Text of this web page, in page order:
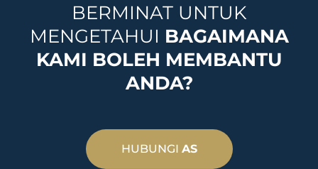
BERMINAT UNTUK
MENGETAHUI BAGAIMANA
KAMI BOLEH MEMBANTU
ANDA?
HUBUNGI AS